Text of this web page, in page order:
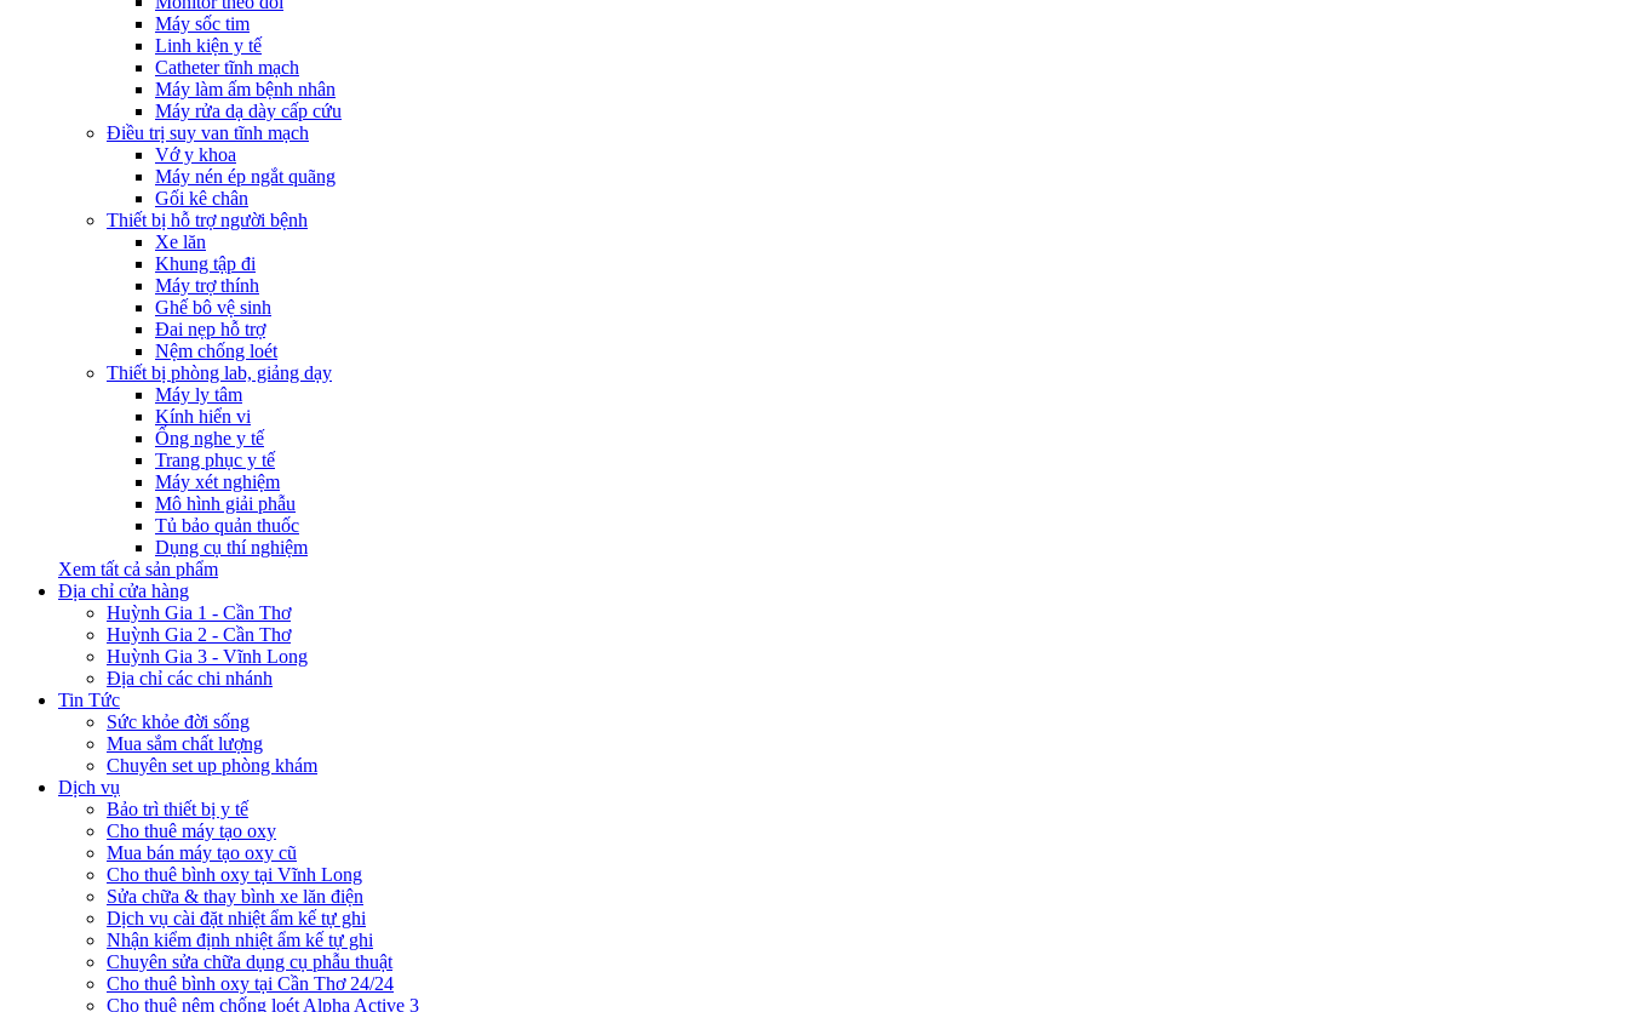
Máy sốc tim
Linh kiện y tế
Catheter tĩnh mạch
Máy làm ấm bệnh nhân
Máy rửa dạ dày cấp cứu
Điều trị suy van tĩnh mạch
Vớ y khoa
Máy nén ép ngắt quãng
Gối kê chân
Thiết bị hỗ trợ người bệnh
Xe lăn
Khung tập đi
Máy trợ thính
Ghế bô vệ sinh
Đai nẹp hỗ trợ
Nệm chống loét
Thiết bị phòng lab, giảng dạy
Máy ly tâm
Kính hiển vi
Ống nghe y tế
Trang phục y tế
Máy xét nghiệm
Mô hình giải phẫu
Tủ bảo quản thuốc
Dụng cụ thí nghiệm
Xem tất cả sản phẩm
Địa chỉ cửa hàng
Huỳnh Gia 1 - Cần Thơ
Huỳnh Gia 2 - Cần Thơ
Huỳnh Gia 3 - Vĩnh Long
Địa chỉ các chi nhánh
Tin Tức
Sức khỏe đời sống
Mua sắm chất lượng
Chuyên set up phòng khám
Dịch vụ
Bảo trì thiết bị y tế
Cho thuê máy tạo oxy
Mua bán máy tạo oxy cũ
Cho thuê bình oxy tại Vĩnh Long
Sửa chữa & thay bình xe lăn điện
Dịch vụ cài đặt nhiệt ẩm kế tự ghi
Nhận kiểm định nhiệt ẩm kế tự ghi
Chuyên sửa chữa dụng cụ phẫu thuật
Cho thuê bình oxy tại Cần Thơ 24/24
Cho thuê nệm chống loét Alpha Active 3